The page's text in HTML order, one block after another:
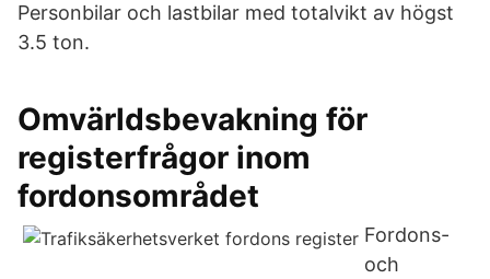
Personbilar och lastbilar med totalvikt av högst
3.5 ton.
Omvärldsbevakning för
registerfrågor inom
fordonsområdet
Fordons-
och